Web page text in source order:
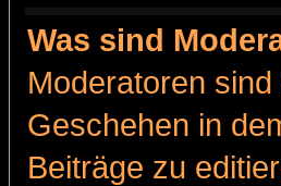
Was sind
Moderatoren
Geschehen in
Beiträge zu